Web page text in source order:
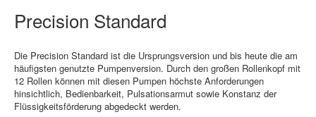
Precision Standard
Die Precision Standard ist die Ursprungsversion und bis heute die am
häufigsten genutzte Pumpenversion. Durch den großen Rollenkopf mit
12 Rollen können mit diesen Pumpen höchste Anforderungen
hinsichtlich, Bedienbarkeit, Pulsationsarmut sowie Konstanz der
Flüssigkeitsförderung abgedeckt werden.